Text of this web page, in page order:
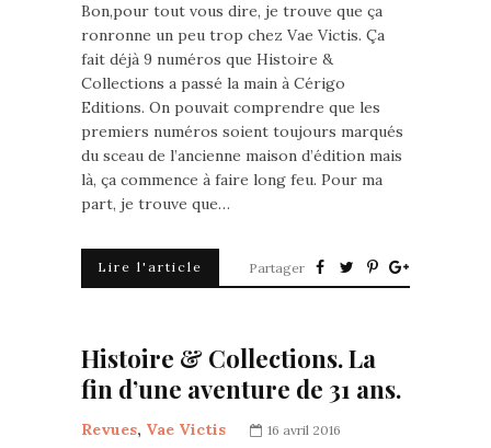
Bon,pour tout vous dire, je trouve que ça
ronronne un peu trop chez Vae Victis. Ça
fait déjà 9 numéros que Histoire &
Collections a passé la main à Cérigo
Editions. On pouvait comprendre que les
premiers numéros soient toujours marqués
du sceau de l’ancienne maison d’édition mais
là, ça commence à faire long feu. Pour ma
part, je trouve que…
Lire l'article Partager
Histoire & Collections. La
fin d’une aventure de 31 ans.
Revues, Vae Victis 16 avril 2016